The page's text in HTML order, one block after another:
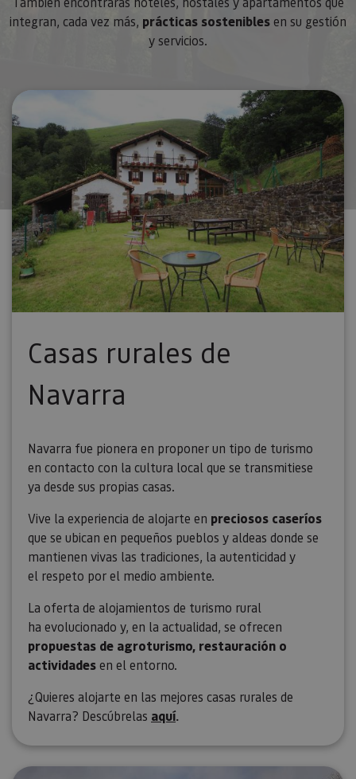
integran, cada vez más, prácticas sostenibles en su gestión
y servicios.
Casas rurales de
Navarra
Navarra fue pionera en proponer un tipo de turismo
en contacto con la cultura local que se transmitiese
ya desde sus propias casas.
Vive la experiencia de alojarte en preciosos caseríos
que se ubican en pequeños pueblos y aldeas donde se
mantienen vivas las tradiciones, la autenticidad y
el respeto por el medio ambiente.
La oferta de alojamientos de turismo rural
ha evolucionado y, en la actualidad, se ofrecen
propuestas de agroturismo, restauración o
actividadesen el entorno.
¿Quieres alojarte en las mejores casas rurales de
Navarra? Descúbrelas aquí.